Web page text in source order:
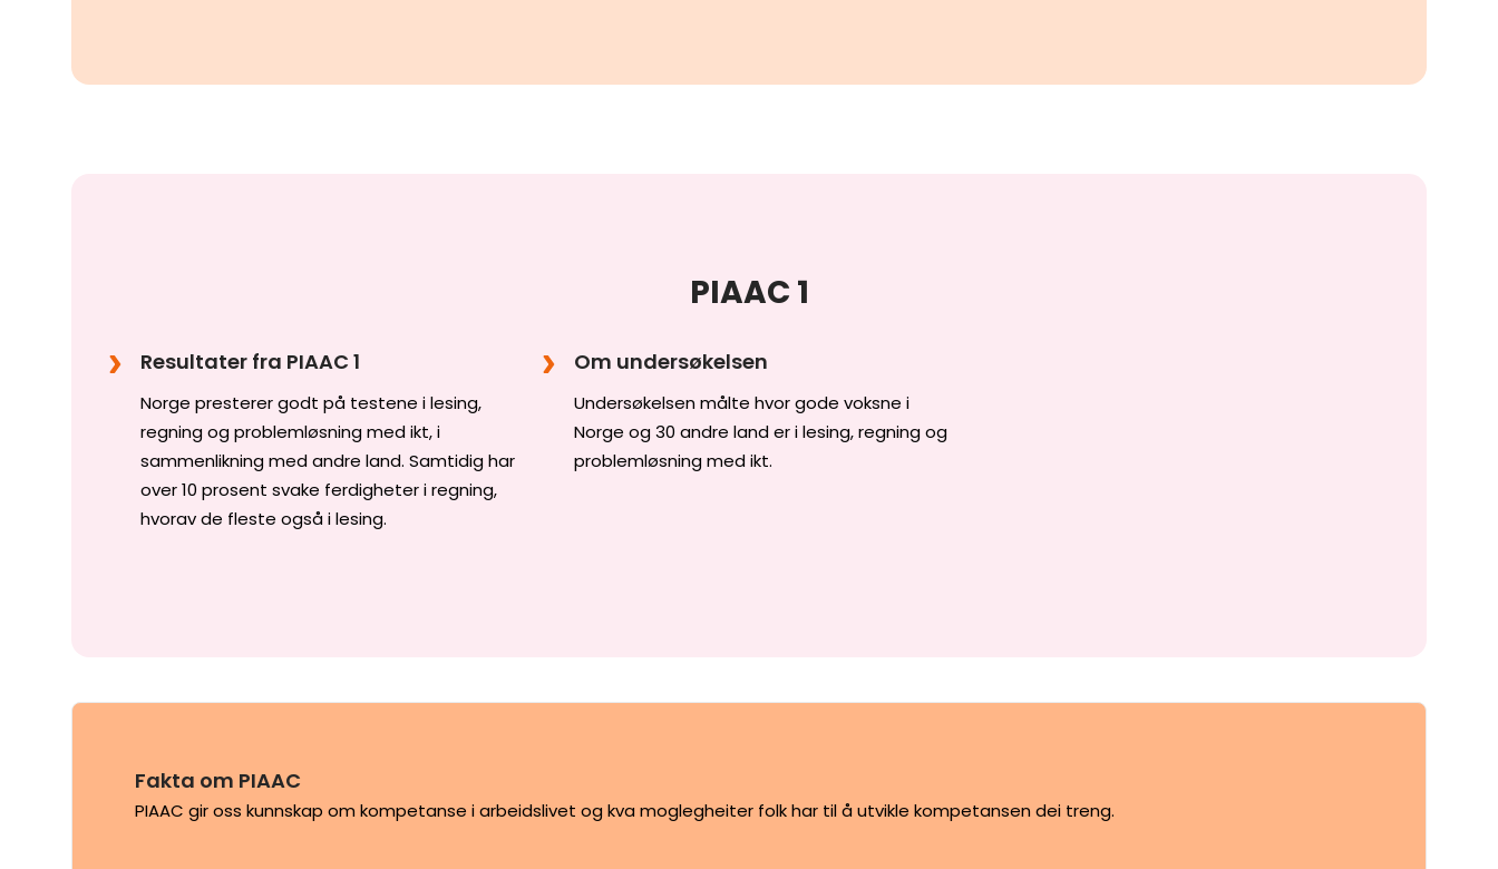
PIAAC 1
Resultater fra PIAAC 1
Norge presterer godt på testene i lesing,
regning og problemløsning med ikt, i
sammenlikning med andre land. Samtidig har
over 10 prosent svake ferdigheter i regning,
hvorav de fleste også i lesing.
Om undersøkelsen
Undersøkelsen målte hvor gode voksne i
Norge og 30 andre land er i lesing, regning og
problemløsning med ikt.
Fakta om PIAAC
PIAAC gir oss kunnskap om kompetanse i arbeidslivet og kva moglegheiter folk har til å utvikle kompetansen dei treng.